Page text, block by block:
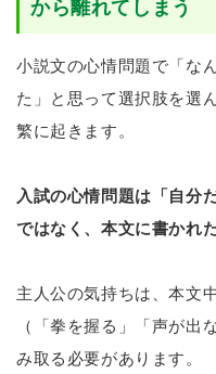
から離れてしまう
小説文の心情問題で「な
た」と思って選択肢を選
繁に起きます。
入試の心情問題は「自分
ではなく、本文に書かれ
主人公の気持ちは、本文
（「拳を握る」「声が出
み取る必要があります。